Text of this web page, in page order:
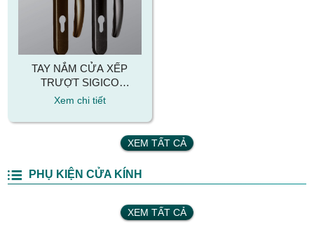
TAY NẮM CỬA XẾP
TRƯỢT SIGICO
DH05115
Xem chi tiết
XEM TẤT CẢ
PHỤ KIỆN CỬA KÍNH
XEM TẤT CẢ